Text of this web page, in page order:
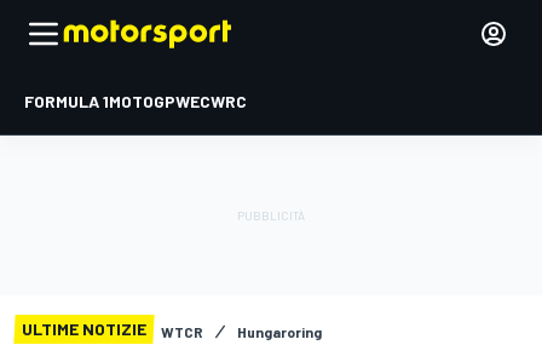
FORMULA 1MOTOGPWECWRC
ULTIME NOTIZIE WTCR Hungaroring